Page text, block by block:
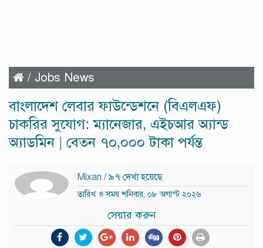
/ Jobs News
বাংলাদেশ লেবার ফাউন্ডেশনে (বিএলএফ)
চাকরির সুযোগ: ম্যানেজার, এইচআর অ্যান্ড
অ্যাডমিন | বেতন ৭০,০০০ টাকা পর্যন্ত
Mixan / ৯৭ দেখা হয়েছে
তারিখ ও সময় শনিবার, ০৮ অগাস্ট ২০২৬
সেয়ার করুন